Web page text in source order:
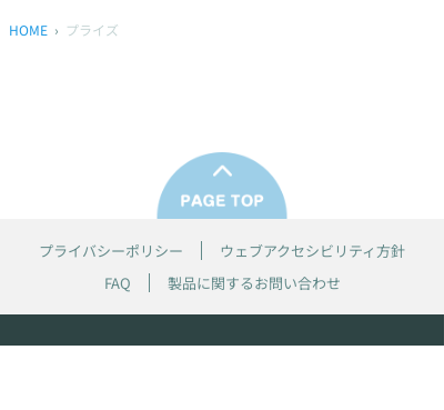
HOME プライズ
プライバシーポリシー
ウェブアクセシビリティ方針
FAQ
製品に関するお問い合わせ